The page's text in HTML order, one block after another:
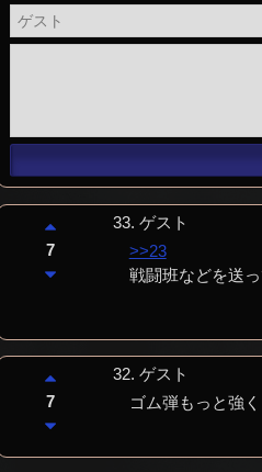
33.ゲスト
>>23
戦闘班などを送
7
32.ゲスト
ゴム弾もっと強
7